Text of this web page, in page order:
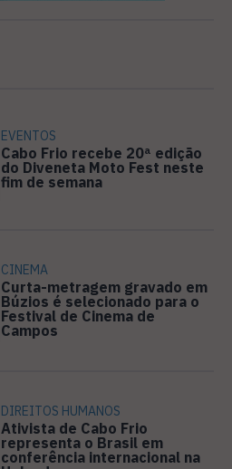
EVENTOS
Cabo Frio recebe 20ª edição
do Diveneta Moto Fest neste
fim de semana
CINEMA
Curta-metragem gravado em
Búzios é selecionado para o
Festival de Cinema de
Campos
DIREITOS HUMANOS
Ativista de Cabo Frio
representa o Brasil em
conferência internacional na